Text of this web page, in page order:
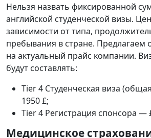
Нельзя назвать фиксированной
английской студенческой визы.
зависимости оттипа,
пребывания в стране. Предлагаем
на актуальный прайс компании.
будут составлять:
Tier4 Студенческая виза (общая
1950 £;
Tier4 Регистрация спонсора —
Медицинское